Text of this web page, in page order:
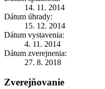
14. 11. 2014
Dátum úhrady:
15. 12. 2014
Dátum vystavenia:
4. 11. 2014
Dátum zverejnenia:
27. 8. 2018
Zverejňovanie